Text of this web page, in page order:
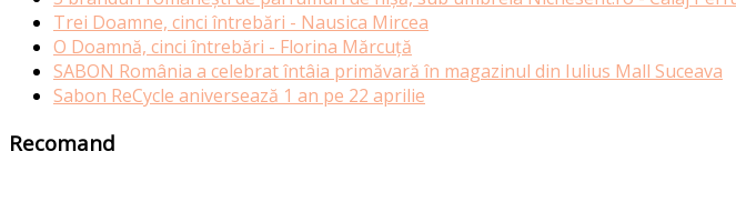
Trei Doamne, cinci întrebări - Nausica Mircea
O Doamnă, cinci întrebări - Florina Mărcuță
SABON România a celebrat întâia primăvară în magazinul din Iulius Mall Suceava
Sabon ReCycle aniversează 1 an pe 22 aprilie
Recomand